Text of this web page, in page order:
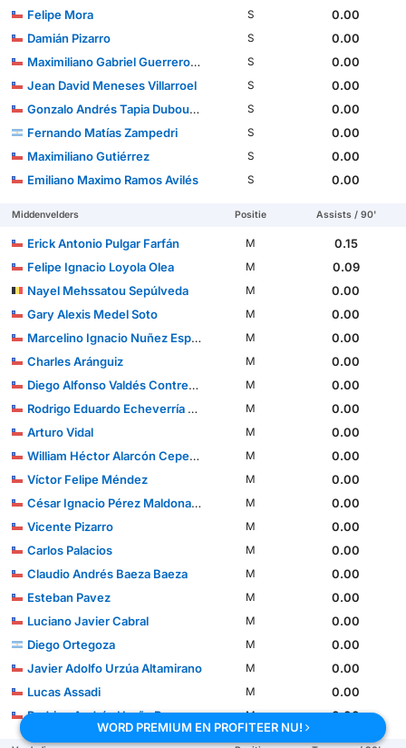
Felipe Mora
S
0.00
Damián Pizarro
S
0.00
Maximiliano Gabriel Guerrero Pena
S
0.00
Jean David Meneses Villarroel
S
0.00
Gonzalo Andrés Tapia Dubournais
S
0.00
Fernando Matías Zampedri
S
0.00
Maximiliano Gutiérrez
S
0.00
Emiliano Maximo Ramos Avilés
S 0.00
Middenvelders Positie Assists / 90'
Erick Antonio Pulgar Farfán M
0.15
Felipe Ignacio Loyola Olea
M
0.09
Nayel Mehssatou Sepúlveda
M
0.00
Gary Alexis Medel Soto
M
0.00
Marcelino Ignacio Nuñez Espinoza
M
0.00
Charles Aránguiz
M
0.00
Diego Alfonso Valdés Contreras
M
0.00
Rodrigo Eduardo Echeverría Sáez
M
0.00
Arturo Vidal
M
0.00
William Héctor Alarcón Cepeda
M
0.00
Víctor Felipe Méndez
M
0.00
César Ignacio Pérez Maldonado
M
0.00
Vicente Pizarro
M
0.00
Carlos Palacios
M
0.00
Claudio Andrés Baeza Baeza
M
0.00
Esteban Pavez
M
0.00
Luciano Javier Cabral
M
0.00
Diego Ortegoza
M
0.00
Javier Adolfo Urzúa Altamirano
M
0.00
Lucas Assadi
M
0.00
Rodrigo Andrés Ureña Reyes
M 0.00
WORD PREMIUM EN PROFITEER NU!